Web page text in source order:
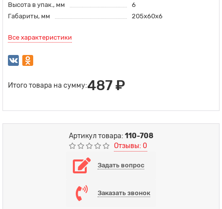
Высота в упак., мм
6
Габариты, мм
205х60х6
Все характеристики
Итого товара на сумму:487 ₽
Артикул товара: 110-708
Отзывы: 0
Задать вопрос
Заказать звонок